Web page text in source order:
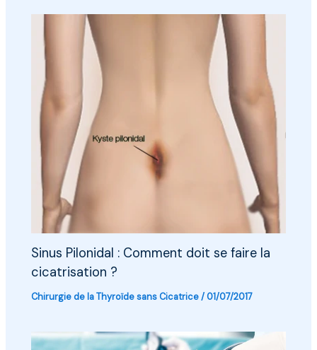
Sinus Pilonidal : Comment doit se faire la
cicatrisation ?
Chirurgie de la Thyroïde sans Cicatrice/01/07/2017